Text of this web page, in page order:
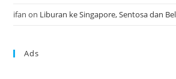
ifan on Liburan ke Singapore, Sentosa dan
Ads